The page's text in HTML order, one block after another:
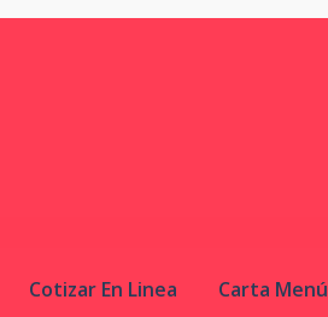
Cotizar En Linea Carta Menú